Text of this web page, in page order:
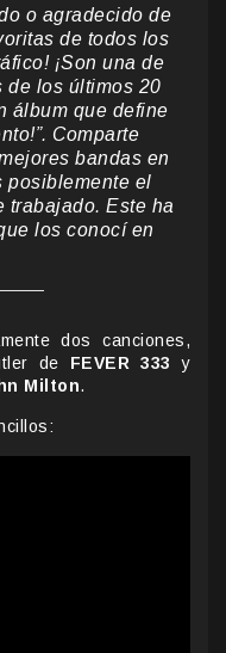
o agradecido de
de todos los
¡Son una de
de los últimos 20
álbum que define
Comparte
bandas en
posiblemente el
trabajado. Este ha
los conocí en
dos canciones,
de FEVER 333
y
Milton.